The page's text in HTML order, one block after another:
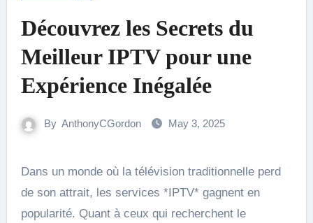
Découvrez les Secrets du
Meilleur IPTV pour une
Expérience Inégalée
By AnthonyCGordon May 3, 2025
Dans un monde où la télévision traditionnelle perd
de son attrait, les services *IPTV* gagnent en
popularité. Quant à ceux qui recherchent le